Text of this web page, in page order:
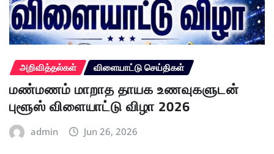
அறிவித்தல்கள் விளையாட்டு செய்திகள்
மண்மணம் மாறாத தாயக உணவுகளுடன்
புளூஸ் விளையாட்டு விழா 2026
admin Jun 26, 2026